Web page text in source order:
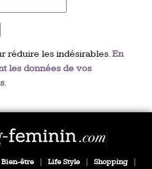
réduire les indésirables.En
les données de vos
.
Bien-être Life Style Shopping